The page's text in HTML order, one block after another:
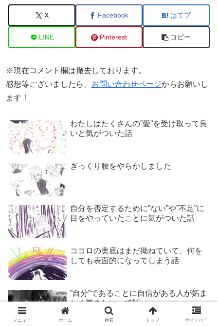
X Facebook はてブ
LINE Pinterest コピー
※現在コメント欄は撤去しております。
感想等ございましたら、 お問い合わせページからお願いし
ます！
わたしはたくさんの”愛”を受け取って良
いと気がついた話
ぎっくり腰をやらかしました
自分を否定するために”ない”や”不足”に
目をやっていたことに気がついた話
ココロの奥底はまだ拗ねていて、何を
しても表面的になってしまう話
”自分”であることに自信がある人が妬ま
しく羨ましいって話
メニュー ホーム 検索 トップ サイドバー